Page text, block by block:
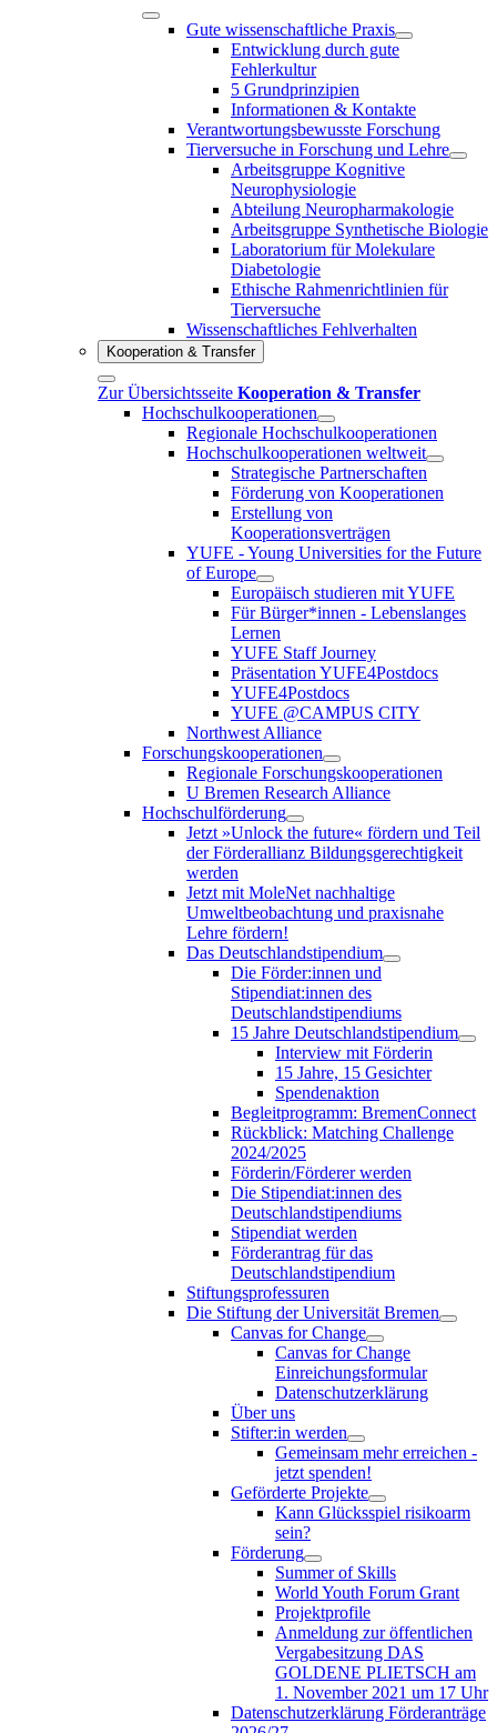
Gute wissenschaftliche Praxis
Entwicklung durch gute
Fehlerkultur
5 Grundprinzipien
Informationen & Kontakte
Verantwortungsbewusste Forschung
Tierversuche in Forschung und Lehre
Arbeitsgruppe Kognitive
Neurophysiologie
Abteilung Neuropharmakologie
Arbeitsgruppe Synthetische Biologie
Laboratorium für Molekulare
Diabetologie
Ethische Rahmenrichtlinien für
Tierversuche
Wissenschaftliches Fehlverhalten
Kooperation & Transfer
Zur Übersichtsseite Kooperation & Transfer
Hochschulkooperationen
Regionale Hochschulkooperationen
Hochschulkooperationen weltweit
Strategische Partnerschaften
Förderung von Kooperationen
Erstellung von
Kooperationsverträgen
YUFE - Young Universities for the Future
of Europe
Europäisch studieren mit YUFE
Für Bürger*innen - Lebenslanges
Lernen
YUFE Staff Journey
Präsentation YUFE4Postdocs
YUFE4Postdocs
YUFE @CAMPUS CITY
Northwest Alliance
Forschungskooperationen
Regionale Forschungskooperationen
U Bremen Research Alliance
Hochschulförderung
Jetzt »Unlock the future« fördern und Teil
der Förderallianz Bildungsgerechtigkeit
werden
Jetzt mit MoleNet nachhaltige
Umweltbeobachtung und praxisnahe
Lehre fördern!
Das Deutschlandstipendium
Die Förder:innen und
Stipendiat:innen des
Deutschlandstipendiums
15 Jahre Deutschlandstipendium
Interview mit Förderin
15 Jahre, 15 Gesichter
Spendenaktion
Begleitprogramm: BremenConnect
Rückblick: Matching Challenge
2024/2025
Förderin/Förderer werden
Die Stipendiat:innen des
Deutschlandstipendiums
Stipendiat werden
Förderantrag für das
Deutschlandstipendium
Stiftungsprofessuren
Die Stiftung der Universität Bremen
Canvas for Change
Canvas for Change
Einreichungsformular
Datenschutzerklärung
Über uns
Stifter:in werden
Gemeinsam mehr erreichen -
jetzt spenden!
Geförderte Projekte
Kann Glücksspiel risikoarm
sein?
Förderung
Summer of Skills
World Youth Forum Grant
Projektprofile
Anmeldung zur öffentlichen
Vergabesitzung DAS
GOLDENE PLIETSCH am
1. November 2021 um 17 Uhr
Datenschutzerklärung Förderanträge